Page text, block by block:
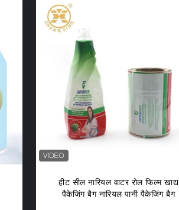
हीट सील नारियल वाटर रोल फिल्म खाद्य
पैकेजिंग बैग नारियल पानी पैकेजिंग बैग